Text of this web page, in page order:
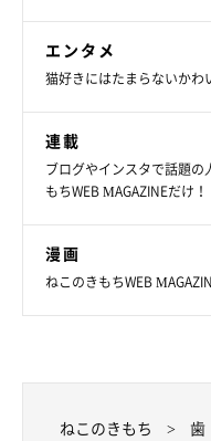
エンタメ
猫好きにはたまらないかわ
連載
ブログやインスタで話題
もちWEB MAGAZINEだけ！
漫画
ねこのきもちWEB
ねこのきもち 歯